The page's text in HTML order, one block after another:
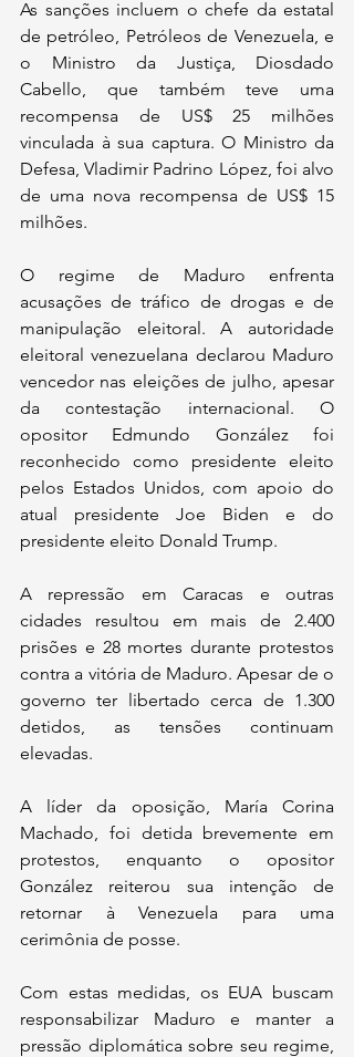
As sanções incluem o chefe da estatal
de petróleo, Petróleos de Venezuela, e
o Ministro da Justiça, Diosdado
Cabello, que também teve uma
recompensa de US$ 25 milhões
vinculada à sua captura. O Ministro da
Defesa, Vladimir Padrino López, foi alvo
de uma nova recompensa de US$ 15
milhões.
O regime de Maduro enfrenta
acusações de tráfico de drogas e de
manipulação eleitoral. A autoridade
eleitoral venezuelana declarou Maduro
vencedor nas eleições de julho, apesar
da contestação internacional. O
opositor Edmundo González foi
reconhecido como presidente eleito
pelos Estados Unidos, com apoio do
atual presidente Joe Biden e do
presidente eleito Donald Trump.
A repressão em Caracas e outras
cidades resultou em mais de 2.400
prisões e 28 mortes durante protestos
contra a vitória de Maduro. Apesar de o
governo ter libertado cerca de 1.300
detidos, as tensões continuam
elevadas.
A líder da oposição, María Corina
Machado, foi detida brevemente em
protestos, enquanto o opositor
González reiterou sua intenção de
retornar à Venezuela para uma
cerimônia de posse.
Com estas medidas, os EUA buscam
responsabilizar Maduro e manter a
pressão diplomática sobre seu regime,